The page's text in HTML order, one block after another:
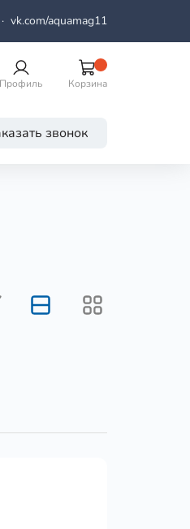
vk.com/aquamag11
Профиль Корзина
звонок